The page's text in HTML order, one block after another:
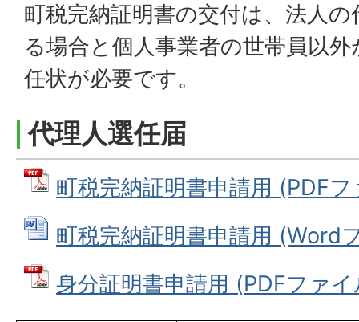
町税完納証明書の交付は、法人
る場合と個人事業者の世帯員以
任状が必要です。
代理人選任届
町税完納証明書申請用 (PDF
町税完納証明書申請用 (Word
身分証明書申請用 (PDFファ